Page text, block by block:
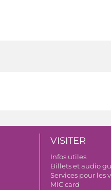
VISITER
Infos utiles
Billets et audio
Services pour les
MIC card